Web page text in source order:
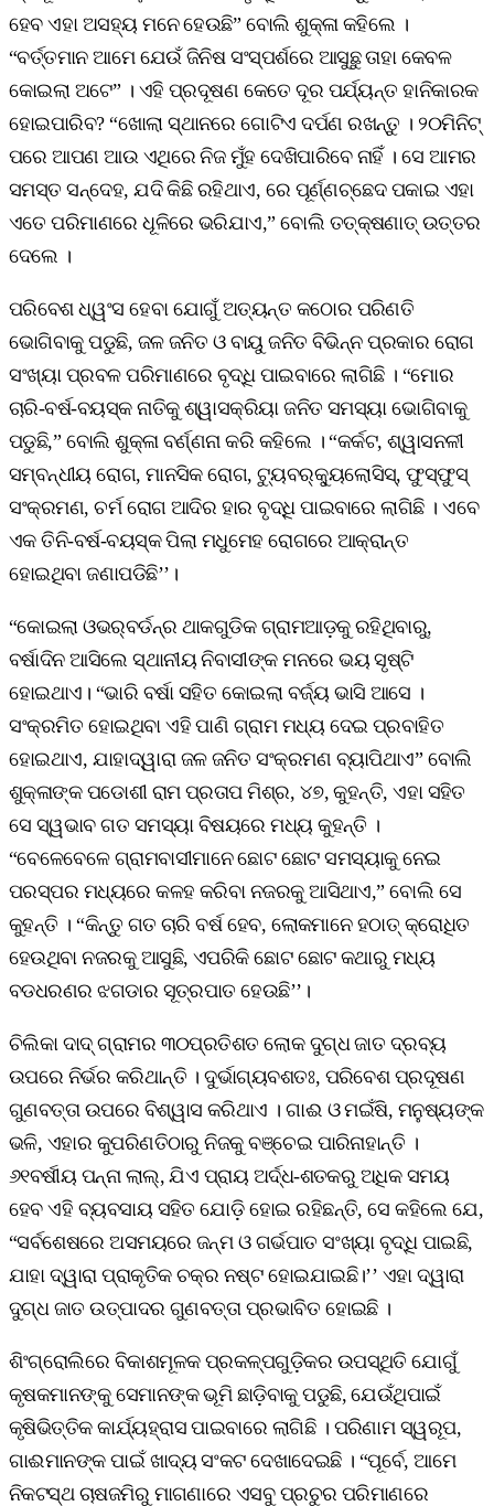
ହେବ ଏହା ଅସହ୍ୟ ମନେ ହେଉଛି” ବୋଲି ଶୁକ୍ଳା କହିଲେ ।
“ବର୍ତ୍ତମାନ ଆମେ ଯେଉଁ ଜିନିଷ ସଂସ୍ପର୍ଶରେ ଆସୁଛୁ ତାହା କେବଳ
କୋଇଲା ଅଟେ” । ଏହି ପ୍ରଦୂଷଣ କେତେ ଦୂର ପର୍ଯ୍ୟନ୍ତ ହାନିକାରକ
ହୋଇପାରିବ? “ଖୋଲା ସ୍ଥାନରେ ଗୋଟିଏ ଦର୍ପଣ ରଖନ୍ତୁ । ୨୦ମିନିଟ୍‌
ପରେ ଆପଣ ଆଉ ଏଥିରେ ନିଜ ମୁଁହ ଦେଖିପାରିବେ ନାହିଁ । ସେ ଆମର
ସମସ୍ତ ସନ୍ଦେହ, ଯଦି କିଛି ରହିଥାଏ, ରେ ପୂର୍ଣ୍ଣଚ୍ଛେଦ ପକାଇ ଏହା
ଏତେ ପରିମାଣରେ ଧୂଳିରେ ଭରିଯାଏ,” ବୋଲି ତତ୍‌କ୍ଷଣାତ୍‌ ଉତ୍ତର
ଦେଲେ ।
ପରିବେଶ ଧ୍ୱଂସ ହେବା ଯୋଗୁଁ ଅତ୍ୟନ୍ତ କଠୋର ପରିଣତି
ଭୋଗିବାକୁ ପଡୁଛି, ଜଳ ଜନିତ ଓ ବାୟୁ ଜନିତ ବିଭିନ୍ନ ପ୍ରକାର ରୋଗ
ସଂଖ୍ୟା ପ୍ରବଳ ପରିମାଣରେ ବୃଦ୍ଧି ପାଇବାରେ ଲାଗିଛି । “ମୋର
ଚାରି-ବର୍ଷ-ବୟସ୍କ ନାତିକୁ ଶ୍ୱାସକ୍ରିୟା ଜନିତ ସମସ୍ୟା ଭୋଗିବାକୁ
ପଡୁଛି,” ବୋଲି ଶୁକ୍ଳା ବର୍ଣ୍ଣନା କରି କହିଲେ । “କର୍କଟ, ଶ୍ୱାସନଳୀ
ସମ୍ବନ୍ଧୀୟ ରୋଗ, ମାନସିକ ରୋଗ, ଟ୍ୟୁବର୍‌କ୍ୟୁଲୋସିସ୍‌, ଫୁସ୍‌ଫୁସ୍‌
ସଂକ୍ରମଣ, ଚର୍ମ ରୋଗ ଆଦିର ହାର ବୃଦ୍ଧି ପାଇବାରେ ଲାଗିଛି । ଏବେ
ଏକ ତିନି-ବର୍ଷ-ବୟସ୍କ ପିଲା ମଧୁମେହ ରୋଗରେ ଆକ୍ରାନ୍ତ
ହୋଇଥିବା ଜଣାପଡିଛି’’।
“କୋଇଲା ଓଭର୍‌ବର୍ଡନ୍‌ର ଥାକଗୁଡିକ ଗ୍ରାମଆଡ଼କୁ ରହିଥିବାରୁ,
ବର୍ଷାଦିନ ଆସିଲେ ସ୍ଥାନୀୟ ନିବାସୀଙ୍କ ମନରେ ଭୟ ସୃଷ୍ଟି
ହୋଇଥାଏ। “ଭାରି ବର୍ଷା ସହିତ କୋଇଲା ବର୍ଜ୍ୟ ଭାସି ଆସେ ।
ସଂକ୍ରମିତ ହୋଇଥିବା ଏହି ପାଣି ଗ୍ରାମ ମଧ୍ୟ ଦେଇ ପ୍ରବାହିତ
ହୋଇଥାଏ, ଯାହାଦ୍ୱାରା ଜଳ ଜନିତ ସଂକ୍ରମଣ ବ୍ୟାପିଥାଏ” ବୋଲି
ଶୁକ୍ଳାଙ୍କ ପଡୋଶୀ ରାମ ପ୍ରତାପ ମିଶ୍ର, ୪୭, କୁହନ୍ତି, ଏହା ସହିତ
ସେ ସ୍ୱଭାବ ଗତ ସମସ୍ୟା ବିଷୟରେ ମଧ୍ୟ କୁହନ୍ତି ।
“ବେଳେବେଳେ ଗ୍ରାମବାସୀମାନେ ଛୋଟ ଛୋଟ ସମସ୍ୟାକୁ ନେଇ
ପରସ୍ପର ମଧ୍ୟରେ କଳହ କରିବା ନଜରକୁ ଆସିଥାଏ,” ବୋଲି ସେ
କୁହନ୍ତି । “କିନ୍ତୁ ଗତ ଚାରି ବର୍ଷ ହେବ, ଲୋକମାନେ ହଠାତ୍‌ କ୍ରୋଧିତ
ହେଉଥିବା ନଜରକୁ ଆସୁଛି, ଏପରିକି ଛୋଟ ଛୋଟ କଥାରୁ ମଧ୍ୟ
ବଡଧରଣର ଝଗଡାର ସୂତ୍ରପାତ ହେଉଛି’’।
ଚିଲିକା ଦାଦ୍‌ ଗ୍ରାମର ୩୦ପ୍ରତିଶତ ଲୋକ ଦୁଗ୍ଧ ଜାତ ଦ୍ରବ୍ୟ
ଉପରେ ନିର୍ଭର କରିଥାନ୍ତି । ଦୁର୍ଭାଗ୍ୟବଶତଃ, ପରିବେଶ ପ୍ରଦୂଷଣ
ଗୁଣବତ୍ତା ଉପରେ ବିଶ୍ୱାସ କରିଥାଏ । ଗାଈ ଓ ମଇଁଷି, ମନୁଷ୍ୟଙ୍କ
ଭଳି, ଏହାର କୁପରିଣତିଠାରୁ ନିଜକୁ ବଞ୍ଚେଇ ପାରିନାହାନ୍ତି ।
୬୧ବର୍ଷୀୟ ପନ୍ନା ଲାଲ୍‌, ଯିଏ ପ୍ରାୟ ଅର୍ଦ୍ଧ-ଶତକରୁ ଅଧିକ ସମୟ
ହେବ ଏହି ବ୍ୟବସାୟ ସହିତ ଯୋଡ଼ି ହୋଇ ରହିଛନ୍ତି, ସେ କହିଲେ ଯେ,
“ସର୍ବଶେଷରେ ଅସମୟରେ ଜନ୍ମ ଓ ଗର୍ଭପାତ ସଂଖ୍ୟା ବୃଦ୍ଧି ପାଇଛି,
ଯାହା ଦ୍ୱାରା ପ୍ରାକୃତିକ ଚକ୍ର ନଷ୍ଟ ହୋଇଯାଇଛି।’’ ଏହା ଦ୍ୱାରା
ଦୁଗ୍ଧ ଜାତ ଉତ୍ପାଦର ଗୁଣବତ୍ତା ପ୍ରଭାବିତ ହୋଇଛି ।
ଶିଂଗ୍ରୋଲିରେ ବିକାଶମୂଳକ ପ୍ରକଳ୍ପଗୁଡ଼ିକର ଉପସ୍ଥିତି ଯୋଗୁଁ
କୃଷକମାନଙ୍କୁ ସେମାନଙ୍କ ଭୂମି ଛାଡ଼ିବାକୁ ପଡୁଛି, ଯେଉଁଥିପାଇଁ
କୃଷିଭିତ୍ତିକ କାର୍ଯ୍ୟହ୍ରାସ ପାଇବାରେ ଲାଗିଛି । ପରିଣାମ ସ୍ୱରୂପ,
ଗାଈମାନଙ୍କ ପାଇଁ ଖାଦ୍ୟ ସଂକଟ ଦେଖାଦେଇଛି । “ପୂର୍ବେ, ଆମେ
ନିକଟସ୍ଥ ଚାଷଜମିରୁ ମାଗଣାରେ ଏସବୁ ପ୍ରଚୁର ପରିମାଣରେ